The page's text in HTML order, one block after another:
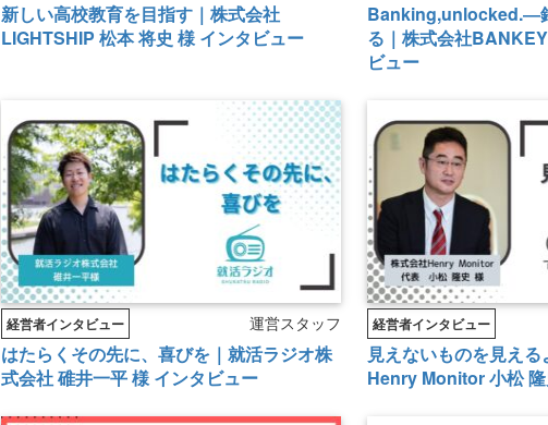
新しい高校教育を目指す｜株式会社
LIGHTSHIP 松本 将史 様 インタビュー
Banking,unlocked.―
る｜株式会社
ビュー
経営者インタビュー 運営スタッフ
はたらくその先に、喜びを｜就活ラジオ株
式会社 碓井一平 様 インタビュー
経営者インタビュー
見えないものを見え
Henry Monitor 小松